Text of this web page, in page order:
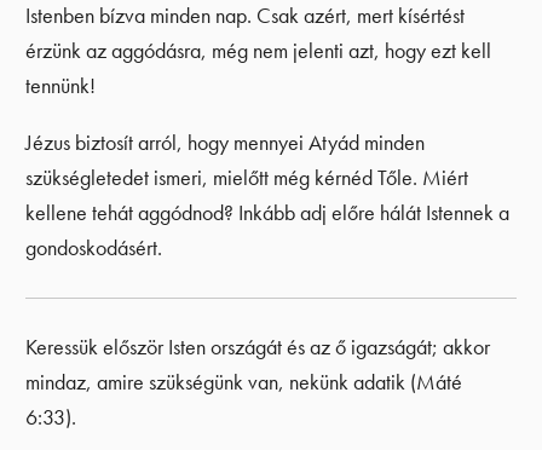
Istenben bízva minden nap. Csak azért, mert kísértést
érzünk az aggódásra, még nem jelenti azt, hogy ezt kell
tennünk!
Jézus biztosít arról, hogy mennyei Atyád minden
szükségletedet ismeri, mielőtt még kérnéd Tőle. Miért
kellene tehát aggódnod? Inkább adj előre hálát Istennek a
gondoskodásért.
Keressük először Isten országát és az ő igazságát; akkor
mindaz, amire szükségünk van, nekünk adatik (Máté
6:33).